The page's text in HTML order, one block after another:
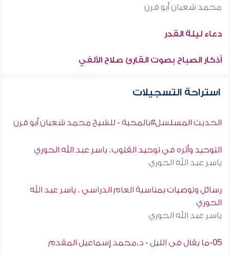
محمد شعبان أبو قرن
دعاء ليلة القدر
أذكار الصباح بصوت القارئ صلاح الألفي
استراحة التسجيلات
الحديث المسلسل#بالمحبة - للشيخ محمد شعبان أبو قرن
التوحيد وأثره في توحيد القلوب. ياسر عبد الله الحوري
ياسر عبد الله الحوري
رسائل وتوصيات بمناسبة العام الدراسي . ياسر عبد الله
الحوري
ياسر عبد الله الحوري
05-ما يقال فى الليل - د.محمد إسماعيل المقدم